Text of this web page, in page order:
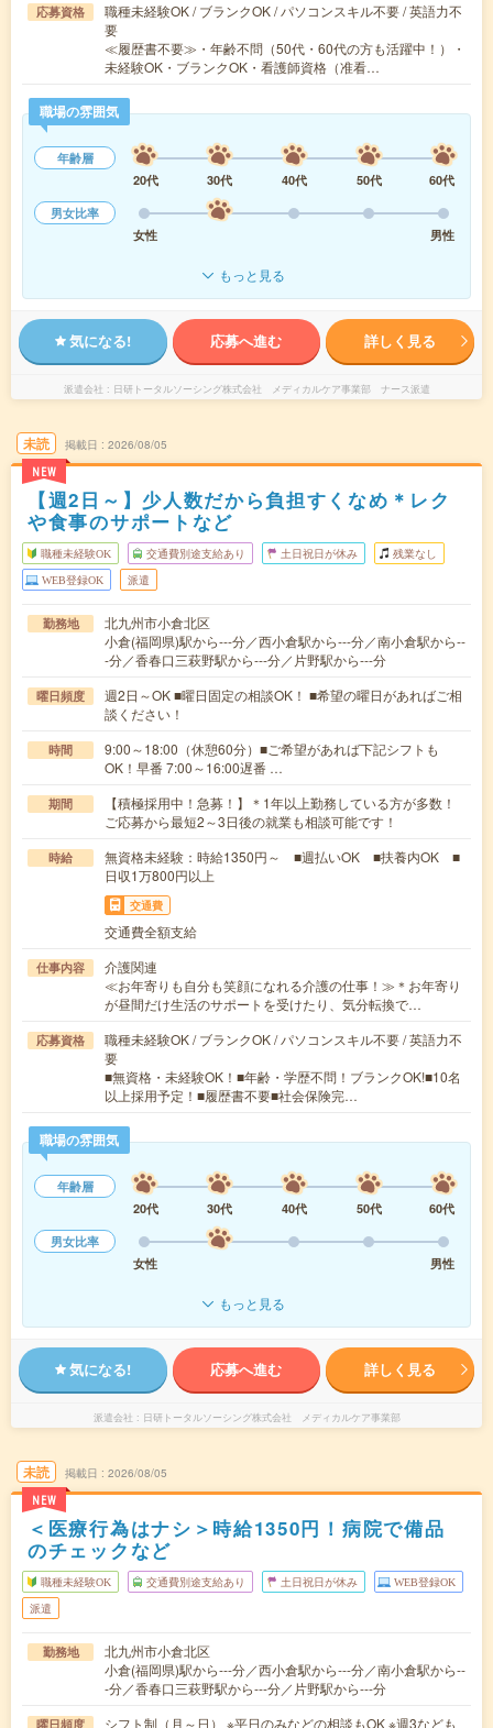
応募資格
職種未経験OK / ブランクOK / パソコンスキル不要 / 英語力不
要
≪履歴書不要≫・年齢不問（50代・60代の方も活躍中！）・
未経験OK・ブランクOK・看護師資格（准看…
職場の雰囲気
年齢層
20代
30代 40代 50代
60代
男女比率
女性
男性
もっと見る
気になる! 応募へ進む 詳しく見る
派遣会社 日研トータルソーシング株式会社 メディカルケア事業部 ナース派遣
未読
NEW
掲載日 2026/08/05
【週2日～】少人数だから負担すくなめ＊レク
や食事のサポートなど
職種未経験OK 交通費別途支給あり 土日祝日が休み 残業なし
WEB登録OK 派遣
勤務地
北九州市小倉北区
小倉(福岡県)駅から---分／西小倉駅から---分／南小倉駅から--
-分／香春口三萩野駅から---分／片野駅から---分
曜日頻度
週2日～OK ■曜日固定の相談OK！ ■希望の曜日があればご相
談ください！
時間
9:00～18:00（休憩60分）■ご希望があれば下記シフトも
OK！早番 7:00～16:00遅番 …
期間
【積極採用中！急募！】＊1年以上勤務している方が多数！
ご応募から最短2～3日後の就業も相談可能です！
時給
無資格未経験：時給1350円～ ■週払いOK ■扶養内OK ■
日収1万800円以上
交通費
交通費全額支給
仕事内容
介護関連
≪お年寄りも自分も笑顔になれる介護の仕事！≫＊お年寄り
が昼間だけ生活のサポートを受けたり、気分転換で…
応募資格
職種未経験OK / ブランクOK / パソコンスキル不要 / 英語力不
要
■無資格・未経験OK！■年齢・学歴不問！ブランクOK!■10名
以上採用予定！■履歴書不要■社会保険完…
職場の雰囲気
年齢層
20代
30代 40代 50代
60代
男女比率
女性
男性
もっと見る
気になる! 応募へ進む 詳しく見る
派遣会社 日研トータルソーシング株式会社 メディカルケア事業部
未読
NEW
掲載日 2026/08/05
＜医療行為はナシ＞時給1350円！病院で備品
のチェックなど
職種未経験OK 交通費別途支給あり 土日祝日が休み WEB登録OK
派遣
勤務地
北九州市小倉北区
小倉(福岡県)駅から---分／西小倉駅から---分／南小倉駅から--
-分／香春口三萩野駅から---分／片野駅から---分
曜日頻度 シフト制（月～日） ※平日のみなどの相談もOK ※週3なども